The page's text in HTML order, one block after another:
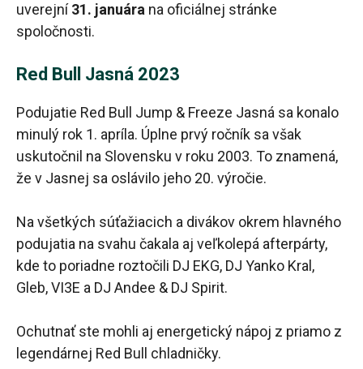
uverejní31. januára na oficiálnej stránke
spoločnosti.
Red Bull Jasná 2023
Podujatie Red Bull Jump & Freeze Jasná sa konalo
minulý rok 1. apríla. Úplne prvý ročník sa však
uskutočnil na Slovensku v roku 2003. To znamená,
že v Jasnej sa oslávilo jeho 20. výročie.
Na všetkých súťažiacich a divákov okrem hlavného
podujatia na svahu čakala aj veľkolepá afterpárty,
kde to poriadne roztočili DJ EKG, DJ Yanko Kral,
Gleb, VI3E a DJ Andee & DJ Spirit.
Ochutnať ste mohli aj energetický nápoj z priamo z
legendárnej Red Bull chladničky.